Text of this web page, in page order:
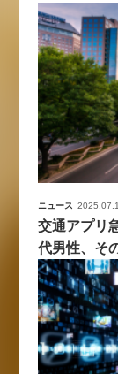
ニュース
交通アプリ
代男性、そ